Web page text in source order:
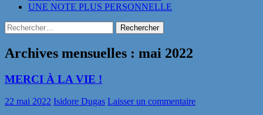
UNE NOTE PLUS PERSONNELLE
Rechercher :
Archives mensuelles : mai 2022
MERCI À LA VIE !
22 mai 2022 Isidore Dugas Laisser un commentaire